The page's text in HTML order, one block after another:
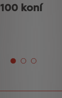
100 koní